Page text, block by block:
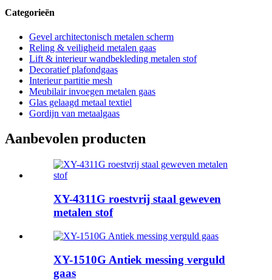
Categorieën
Gevel architectonisch metalen scherm
Reling & veiligheid metalen gaas
Lift & interieur wandbekleding metalen stof
Decoratief plafondgaas
Interieur partitie mesh
Meubilair invoegen metalen gaas
Glas gelaagd metaal textiel
Gordijn van metaalgaas
Aanbevolen producten
XY-4311G roestvrij staal geweven
metalen stof
XY-1510G Antiek messing verguld
gaas